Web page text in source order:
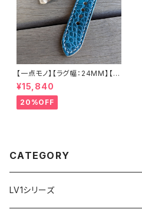
【一点モノ】【ラグ幅：24MM】【手
縫い】【ストレート型】【2P-ALE
M24S-1】アリゲーター 腹ワニ
エメラルド 国産なめしの本革 下
地 ヌメ革キャメル ハンドメイド
¥15,840
20%OFF
CATEGORY
LV1シリーズ